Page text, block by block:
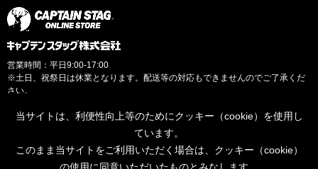
営業時間：平日9:00-17:00
※土日、祝祭日は休業となります。配送等の対応もできませんのでご了承くだ
さい。
当サイトは、利便性向上等のためにクッキー（cookie）を使用し
ています。
このまま当サイトをご利用いただく場合は、クッキー（cookie）